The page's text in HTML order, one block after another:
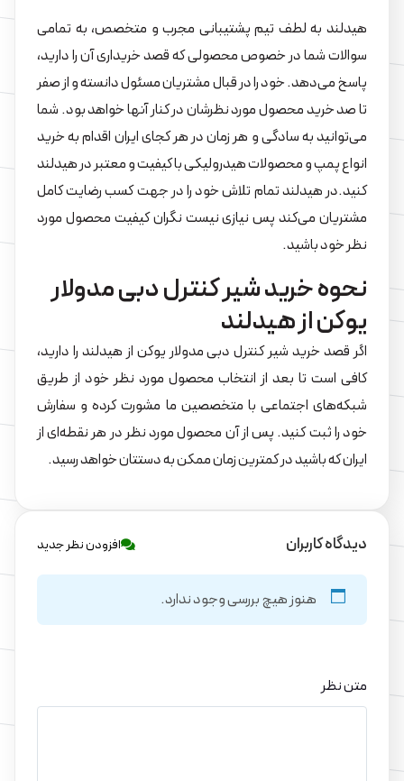
هیدلند به لطف تیم پشتیبانی مجرب و متخصص، به تمامی
سوالات شما در خصوص محصولی که قصد خریداری آن را دارید،
پاسخ می‌دهد. خود را در قبال مشتریان مسئول دانسته و از صفر
تا صد خرید محصول مورد نظرشان در کنار آنها خواهد بود. شما
می‌توانید به سادگی و هر زمان در هر کجای ایران اقدام به خرید
انواع پمپ و محصولات هیدرولیکی با کیفیت و معتبر در هیدلند
کنید.در هیدلند تمام تلاش خود را در جهت کسب رضایت کامل
مشتریان می‌کند پس نیازی نیست نگران کیفیت محصول مورد
نظر خود باشید.
نحوه خرید شیر کنترل دبی مدولار
یوکن از هیدلند
اگر قصد خرید شیر کنترل دبی مدولار یوکن از هیدلند را دارید،
کافی است تا بعد از انتخاب محصول مورد نظر خود از طریق
شبکه‌های اجتماعی با متخصصین ما مشورت کرده و سفارش
خود را ثبت کنید. پس از آن محصول مورد نظر در هر نقطه‌ای از
ایران که باشید در کمترین زمان ممکن به دستتان خواهد رسید.
دیدگاه کاربران افزودن نظر جدید
هنوز هیچ بررسی وجود ندارد.
متن نظر